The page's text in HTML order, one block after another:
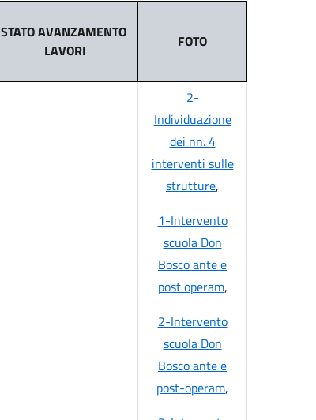
STATO AVANZAMENTO
LAVORI
FOTO
2-
Individuazione
dei nn. 4
interventi sulle
strutture,
1-Intervento
scuola Don
Bosco ante e
post operam,
2-Intervento
scuola Don
Bosco ante e
post-operam,